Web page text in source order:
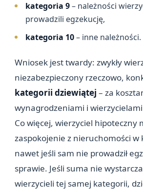
kategoria 9– należności
prowadzili egzekucję,
kategoria 10– inne należności.
Wniosek jest twardy: zwykły
niezabezpieczony rzeczowo,
kategorii dziewiątej – za
wynagrodzeniami i
Co więcej, wierzyciel hipoteczny
zaspokojenie z nieruchomości
nawet jeśli sam nie prowadził
sprawie. Jeśli suma nie
wierzycieli tej samej kategorii,